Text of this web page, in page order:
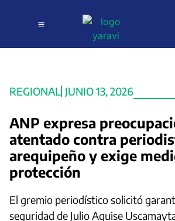
REGIONAL JUNIO 13, 2026
ANP expresa
atentado contra
arequipeño y exige
protección
El gremio periodístico solicitó
seguridad de Julio Aquise